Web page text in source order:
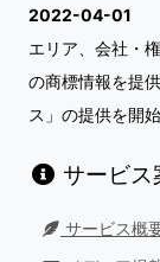
2022-04-01
エリア、会社・
の商標情報を提
ス」の提供を開
サービス
サービス概